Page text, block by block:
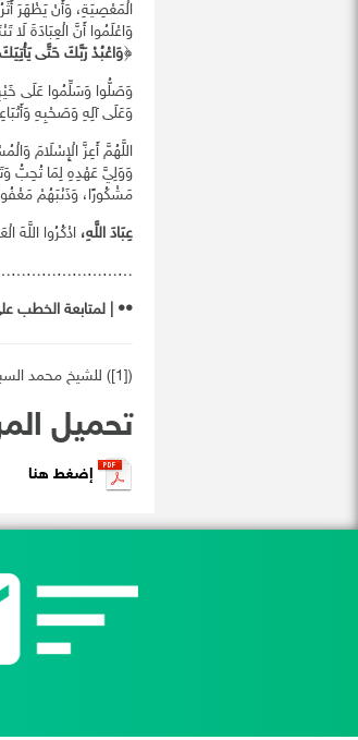
الْمَعْصِيَةِ، وَأَنْ يَظْهَرَ
وَاعْلَمُوا أَنَّ الْعِبَادَةَ
﴿وَاعْبُدْ رَبَّكَ حَتَّى
وَصَلُّوا وَسَلِّمُوا عَلَى
وَعَلَى آلِهِ وَصَحْبِهِ
اللَّهُمَّ أَعِزَّ الْإِسْلَامَ
وَوَلِيَّ عَهْدِهِ لِمَا تُحِبُّ
مَشْكُورًا، وَذَنْبَهُمْ
عِبَادَ اللَّهِ، اذْكُرُوا اللَّهَ
•• | ‏ لمتابعة الخطب
([1]) للشيخ محمد السبر
تحميل
إضغط هنا